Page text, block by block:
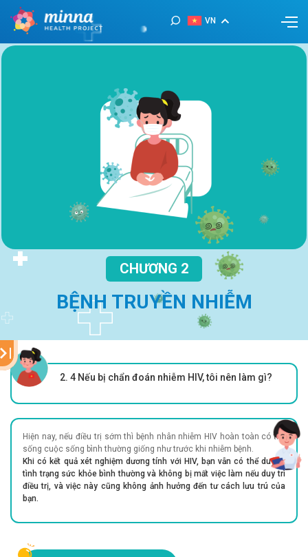
VN
CHƯƠNG 2
BỆNH TRUYỀN NHIỄM
2. 4 Nếu bị chẩn đoán nhiễm HIV, tôi nên làm gì?
Hiện nay, nếu điều trị sớm thì bệnh nhân nhiễm HIV hoàn toàn có thể
sống cuộc sống bình thường giống như trước khi nhiễm bệnh.
Khi có kết quả xét nghiệm dương tính với HIV, bạn vẫn có thể duy trì
tình trạng sức khỏe bình thường và không bị mất việc làm nếu duy trì
điều trị, và việc này cũng không ảnh hưởng đến tư cách lưu trú của
bạn.